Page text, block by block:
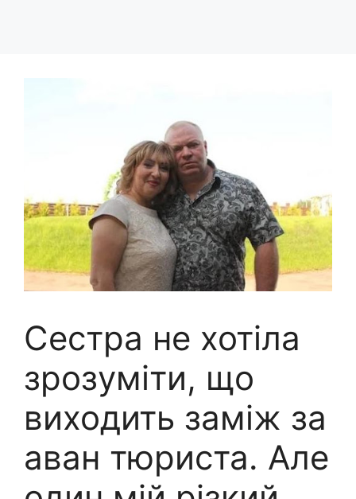
Сестра не хотіла
зрозуміти, що
виходить заміж за
аван тюpиcта. Але